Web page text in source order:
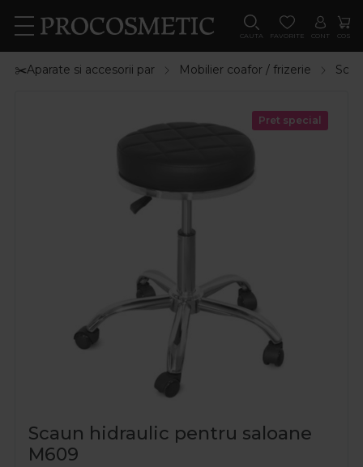
CAUTA FAVORITE CONT COS
✂️Aparate si accesorii par Mobilier coafor / frizerie
Pret special
Scaun hidraulic pentru saloane
M609